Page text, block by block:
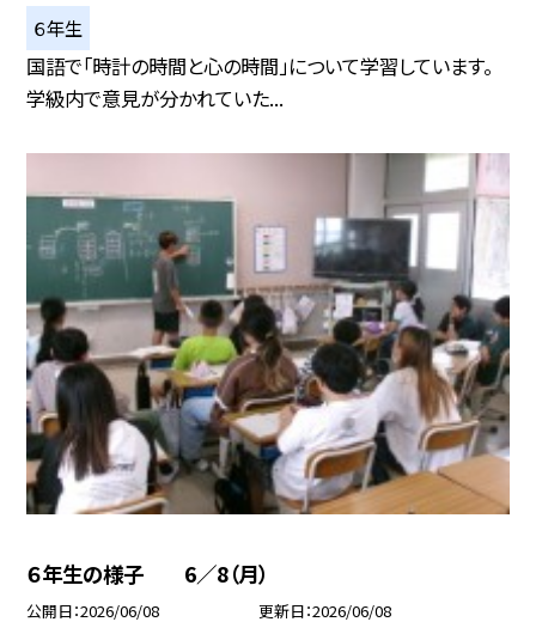
６年生
国語で「時計の時間と心の時間」について学習しています。
学級内で意見が分かれていた...
６年生の様子 6／8（月）
公開日 2026/06/08 更新日 2026/06/08